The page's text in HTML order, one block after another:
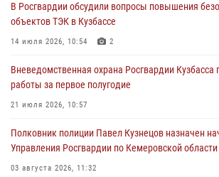
С 1 сентября 2026 года вступает в силу новый
частной охранной деятельности
06 августа 2026, 10:19
Росгвардейцы задержали предполагаемого
ножевого ранения кемеровчанину
06 августа 2026, 09:18
Росгвардейцы задержали мужчину,
горожанки
06 августа 2026, 08:17
В Росгвардии обсудили вопросы повышения
объектов ТЭК в Кузбассе
14 июля 2026, 10:54 2
Вневедомственная охрана Росгвардии Кузбасса
работы за первое полугодие
21 июля 2026, 10:57
Полковник полиции Павел Кузнецов назначен
Управления Росгвардии по Кемеровской области
03 августа 2026, 11:32